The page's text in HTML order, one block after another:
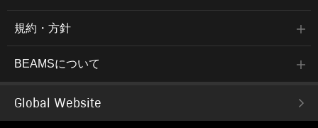
規約・方針
BEAMSについて
Global Website